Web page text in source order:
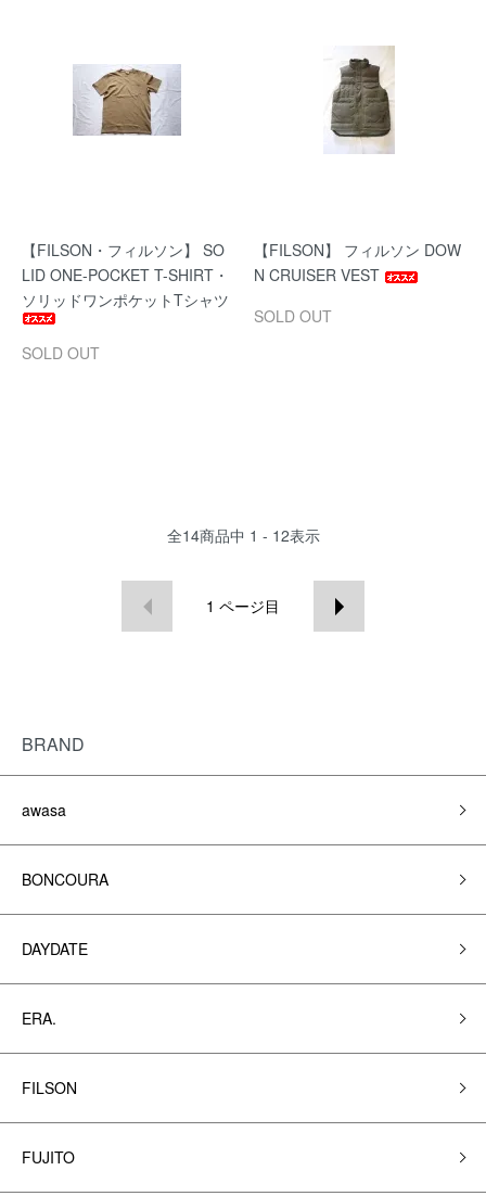
【FILSON・フィルソン】 SO
LID ONE-POCKET T-SHIRT・
ソリッドワンポケットTシャツ
SOLD OUT
【FILSON】 フィルソン DOW
N CRUISER VEST
SOLD OUT
全14商品中 1 - 12表示
1 ページ目
BRAND
awasa
BONCOURA
DAYDATE
ERA.
FILSON
FUJITO